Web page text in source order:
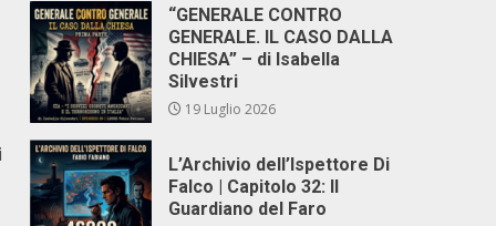
“GENERALE CONTRO
GENERALE. IL CASO DALLA
CHIESA” – di Isabella
Silvestri
19 Luglio 2026
L’Archivio dell’Ispettore Di
Falco | Capitolo 32: Il
Guardiano del Faro